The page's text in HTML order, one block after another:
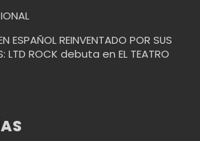
REINVENTADO POR SUS
LTD ROCK debuta en EL TEATRO